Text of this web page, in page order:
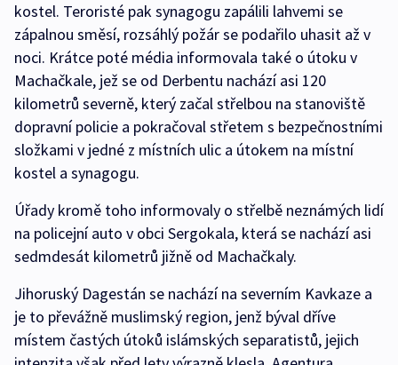
kostel. Teroristé pak synagogu zapálili lahvemi se
zápalnou směsí, rozsáhlý požár se podařilo uhasit až v
noci. Krátce poté média informovala také o útoku v
Machačkale, jež se od Derbentu nachází asi 120
kilometrů severně, který začal střelbou na stanoviště
dopravní policie a pokračoval střetem s bezpečnostními
složkami v jedné z místních ulic a útokem na místní
kostel a synagogu.
Úřady kromě toho informovaly o střelbě neznámých lidí
na policejní auto v obci Sergokala, která se nachází asi
sedmdesát kilometrů jižně od Machačkaly.
Jihoruský Dagestán se nachází na severním Kavkaze a
je to převážně muslimský region, jenž býval dříve
místem častých útoků islámských separatistů, jejich